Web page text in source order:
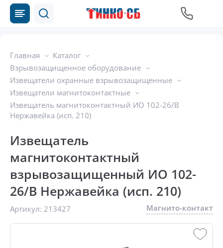
Главная
Каталог
Взрывозащищенное оборудование
Извещатели охранные взрывозащищенные
Извещатели магнитоконтактные
Извещатель магнитоконтактный ИО 102-26/В
Нержавейка (исп. 210)
Извещатель
магнитоконтактный
взрывозащищенный ИО 102-
26/В Нержавейка (исп. 210)
Артикул: 213427 Магнито-контакт